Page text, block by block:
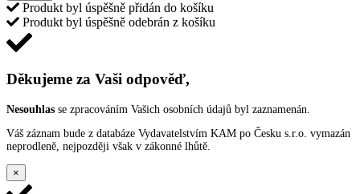
Produkt byl úspěšně přidán do košíku
Produkt byl úspěšně odebrán z košíku
Děkujeme za Vaši odpověď,
Nesouhlas se zpracováním Vašich osobních údajů byl zaznamenán.
Váš záznam bude z databáze Vydavatelstvím KAM po Česku s.r.o. vymazán
neprodleně, nejpozději však v zákonné lhůtě.
×